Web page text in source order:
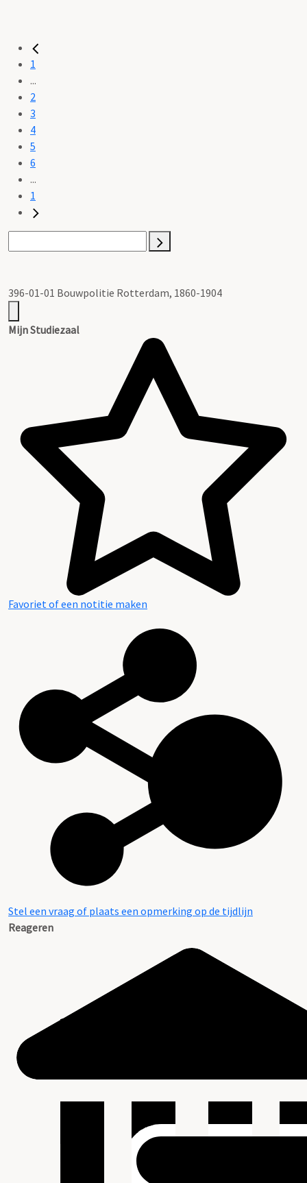
1
...
2
3
4
5
6
...
1
396-01-01 Bouwpolitie Rotterdam, 1860-1904
Mijn Studiezaal
Favoriet of een notitie maken
Stel een vraag of plaats een opmerking op de tijdlijn
Reageren